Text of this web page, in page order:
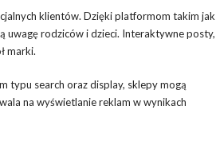
klientów. Dzięki platformom takim jak
uwagę rodziców i dzieci. Interaktywne posty,
marki.
typu search oraz display, sklepy mogą
na wyświetlanie reklam w wynikach